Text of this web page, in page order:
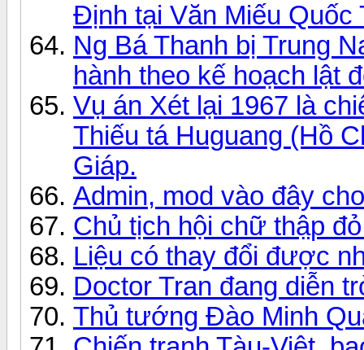
Định tại Văn Miếu Quốc
Ng Bá Thanh bị Trung
hành theo kế hoạch lật
Vụ án Xét lại 1967 là
Thiếu tá Huguang (Hồ
Giáp.
Admin, mod vào đây
Chủ tịch hội chữ thập
Liệu có thay đổi được
Doctor Tran đang diễn
Thủ tướng Đào Minh